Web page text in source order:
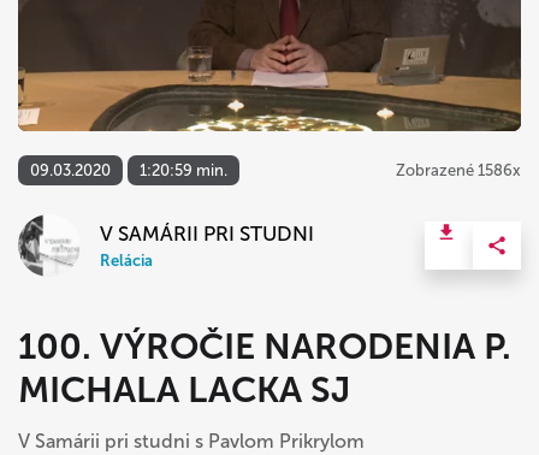
09.03.2020 1:20:59 min. Zobrazené 1586x
V SAMÁRII PRI STUDNI
Relácia
100. VÝROČIE NARODENIA P.
MICHALA LACKA SJ
V Samárii pri studni s Pavlom Prikrylom